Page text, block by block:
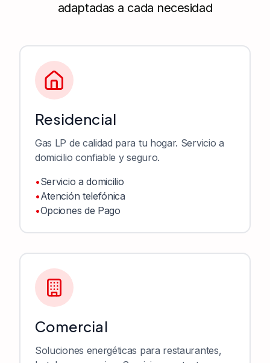
adaptadas a cada necesidad
Residencial
Gas LP de calidad para tu hogar. Servicio a
domicilio confiable y seguro.
•Servicio a domicilio
•Atención telefónica
•Opciones de Pago
Comercial
Soluciones energéticas para restaurantes,